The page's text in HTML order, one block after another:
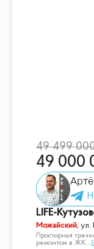
49 499
49 000
LIFE-
Можайский,ул.
Просторная
ремонтом в ЖК...